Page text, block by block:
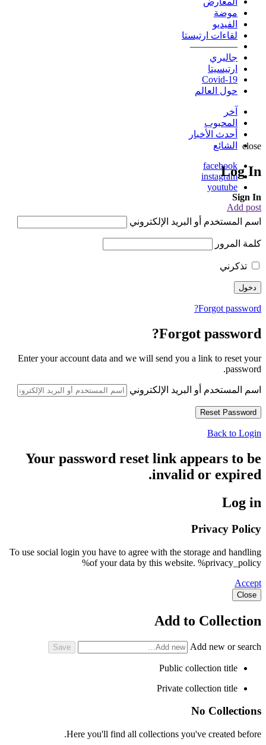
موضة
الفيديو
لقاءات ارتيستا
—————
جاليري
ارتيسيتا
Covid-19
حول العالم
آخر
المحبوب
أحدث الأخبار
الشائع
facebook
instagram
youtube
Add post
close
Log In
Sign In
اسم المستخدم أو البريد الإلكتروني
كلمة المرور
تذكرني
Forgot password?
Forgot password?
Enter your account data and we will send you a link to reset your
password.
اسم المستخدم أو البريد الإلكتروني
Back to Login
Your password reset link appears to be
invalid or expired.
Log in
Privacy Policy
To use social login you have to agree with the storage and handling
of your data by this website. %privacy_policy%
Accept
Close
Add to Collection
Add new or search
Public collection title
Private collection title
No Collections
Here you'll find all collections you've created before.